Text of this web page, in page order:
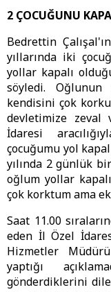
2 ÇOCUĞUNU
Bedrettin
yıllarında iki
yollar kapalı
söyledi. Oğlunun
kendisini çok
devletimize zeval
İdaresi
çocuğumu yol
yılında 2 günlük
oğlum yollar
çok korktum ama
Saat 11.00
eden İl Özel
Hizmetler
yaptığı
gönderdiklerini